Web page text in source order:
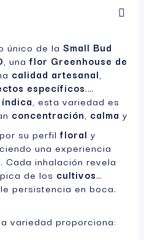
único de la Small Bud
, una flor Greenhouse de
calidad artesanal
específicos.
, esta variedad es
concentración calma y
su perfil floral y
una experiencia
. Cada inhalación revela
de los cultivos
persistencia en boca.
variedad proporciona: